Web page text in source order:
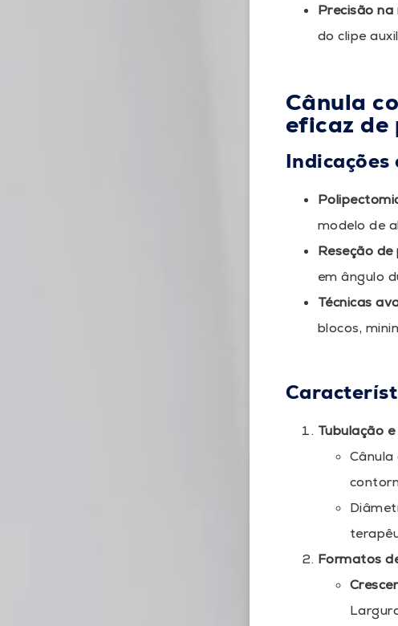
Precisão
do clipe
Cânula
eficaz de
modelo de
Reseção
em ângulo
Técnicas
blocos,
Tubulação
Formatos